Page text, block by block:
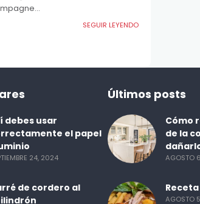
SEGUIR LEYENDO
debes usar
el papel
24, 2024
de cordero al
Últimos posts
Cómo
de la
AGOSTO
AGOSTO